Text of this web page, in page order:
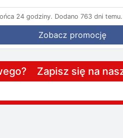
24 godziny. Dodano 763 dni temu.
Zobacz promocję
Zapisz się na nasz